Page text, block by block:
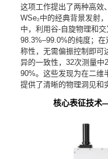
这项工作提出了两种高效
WSe₂中的经典背景发射
中，利用谷-自旋物理和
98.3%–99.0%的纯度；
称性，无需偏振控制即可
异的一致性，32次测量中
90%。这些发现为在二维
提供了清晰的物理洞见和
核心表征技术